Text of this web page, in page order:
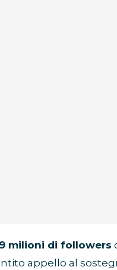
milioni di followers
appello al